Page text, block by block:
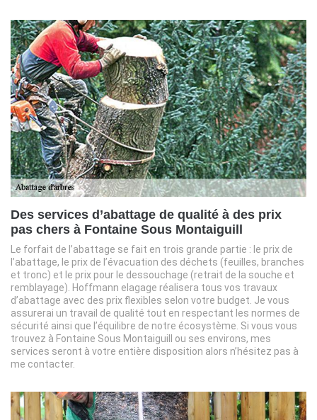
Des services d’abattage de qualité à des prix
pas chers à Fontaine Sous Montaiguill
Le forfait de l’abattage se fait en trois grande partie : le prix de
l’abattage, le prix de l’évacuation des déchets (feuilles, branches
et tronc) et le prix pour le dessouchage (retrait de la souche et
remblayage). Hoffmann elagage réalisera tous vos travaux
d’abattage avec des prix flexibles selon votre budget. Je vous
assurerai un travail de qualité tout en respectant les normes de
sécurité ainsi que l’équilibre de notre écosystème. Si vous vous
trouvez à Fontaine Sous Montaiguill ou ses environs, mes
services seront à votre entière disposition alors n’hésitez pas à
me contacter.